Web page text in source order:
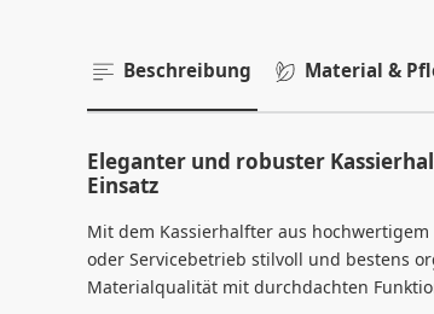
Beschreibung Material &
Eleganter und robuster
Einsatz
Mit dem Kassierhalfter aus
oder Servicebetrieb stilvoll und bestens
Materialqualität mit durchdachten